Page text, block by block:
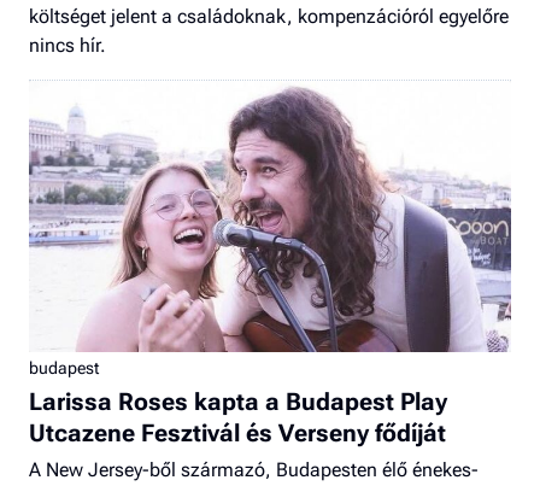
költséget jelent a családoknak, kompenzációról egyelőre
nincs hír.
budapest
Larissa Roses kapta a Budapest Play
Utcazene Fesztivál és Verseny fődíját
A New Jersey-ből származó, Budapesten élő énekes-